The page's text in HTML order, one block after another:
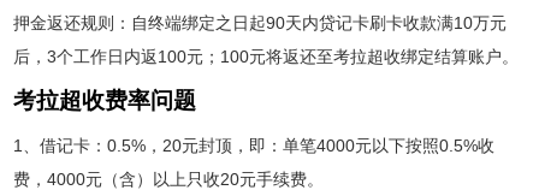
押金返还规则：自终端绑定之日起90天内贷记卡刷卡收款满10万元
后，3个工作日内返100元；100元将返还至考拉超收绑定结算账户。
考拉超收费率问题
1、借记卡：0.5%，20元封顶，即：单笔4000元以下按照0.5%收
费，4000元（含）以上只收20元手续费。